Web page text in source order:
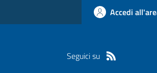
Accedi
Seguici su